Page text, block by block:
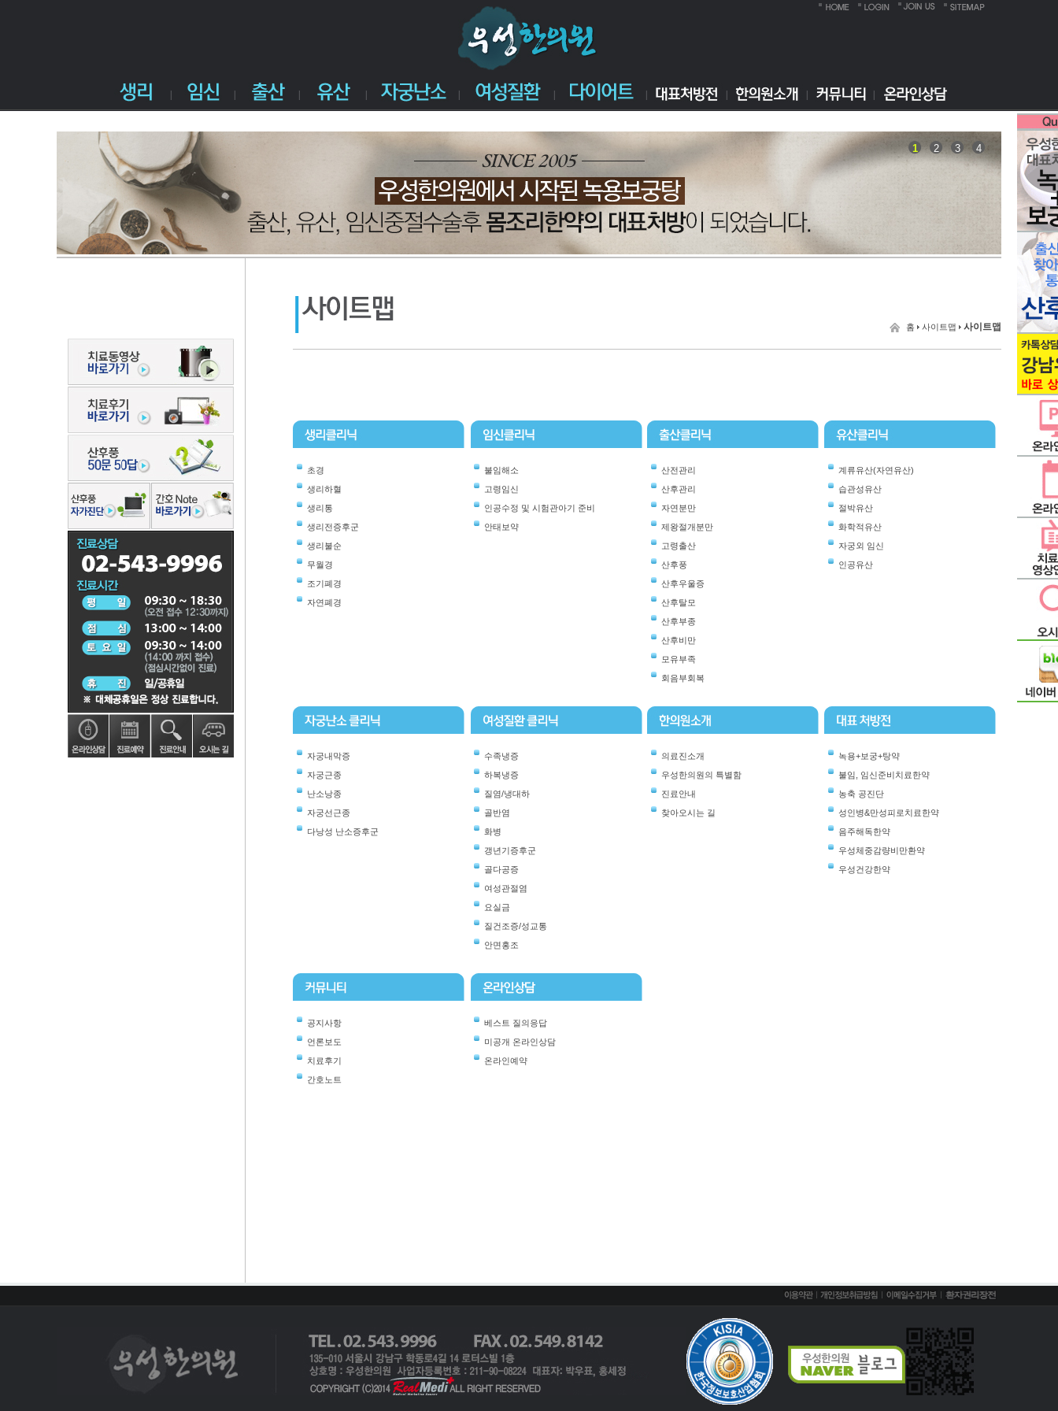
1 2 3 4
홈 사이트맵 사이트맵
초경
생리하혈
생리통
생리전증후군
생리불순
무월경
조기폐경
자연폐경
불임해소
고령임신
인공수정 및 시험관아기 준비
안태보약
산전관리
산후관리
자연분만
제왕절개분만
고령출산
산후풍
산후우울증
산후탈모
산후부종
산후비만
모유부족
회음부회복
계류유산(자연유산)
습관성유산
절박유산
화학적유산
자궁외 임신
인공유산
자궁내막증
자궁근종
난소낭종
자궁선근종
다낭성 난소증후군
수족냉증
하복냉증
질염/냉대하
골반염
화병
갱년기증후군
골다공증
여성관절염
요실금
질건조증/성교통
안면홍조
의료진소개
우성한의원의 특별함
진료안내
찾아오시는 길
녹용+보궁+탕약
불임, 임신준비치료한약
농축 공진단
성인병&만성피로치료한약
음주해독한약
우성체중감량비만환약
우성건강한약
공지사항
언론보도
치료후기
간호노트
베스트 질의응답
미공개 온라인상담
온라인예약